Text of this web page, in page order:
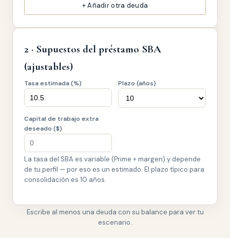
+ Añadir otra deuda
2 · Supuestos del préstamo SBA
(ajustables)
Tasa estimada (%) Plazo (años)
Capital de trabajo extra
deseado ($)
La tasa del SBA es variable (Prime + margen) y depende
de tu perfil — por eso es un estimado. El plazo típico para
consolidación es 10 años.
Escribe al menos una deuda con su balance para ver tu
escenario.